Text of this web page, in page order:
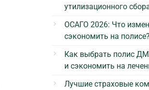
утилизационного
ОСАГО 2026: Что
сэкономить на полисе?
Как выбрать полис
и сэкономить на
Лучшие страховые